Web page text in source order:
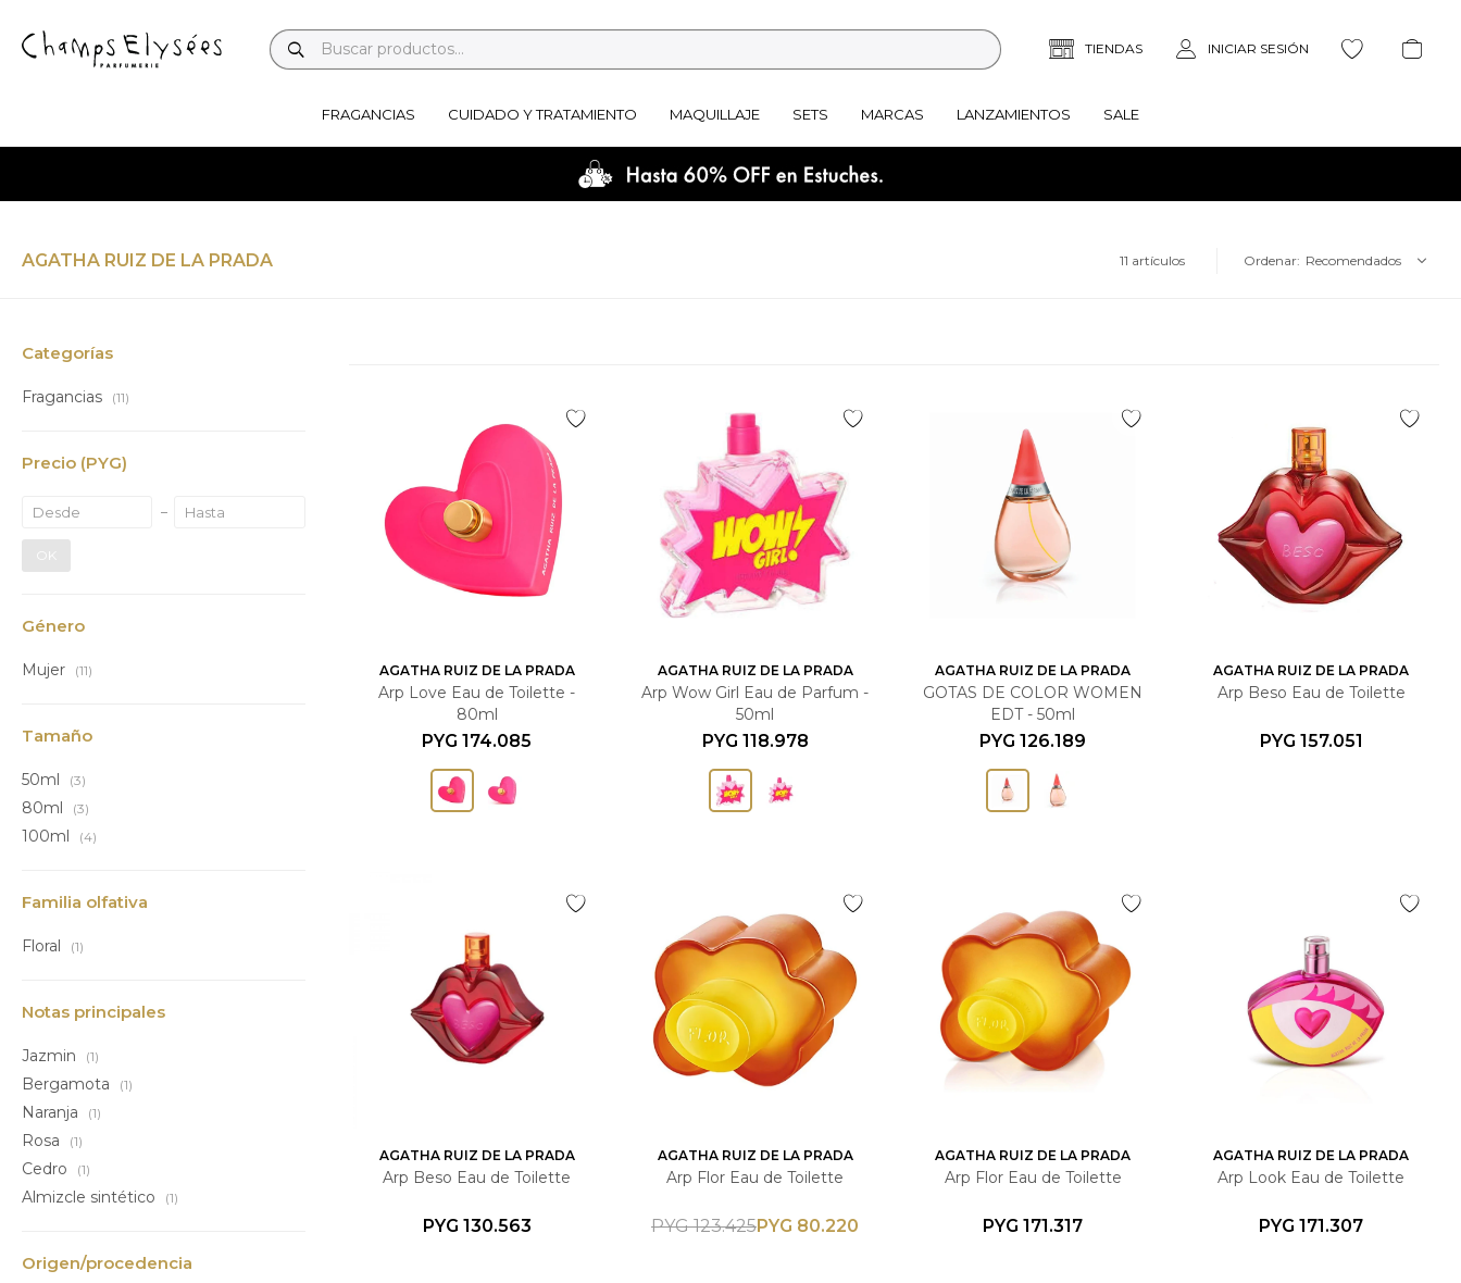
FRAGANCIAS CUIDADO Y TRATAMIENTO MAQUILLAJE SETS MARCAS LANZAMIENTOS SALE
AGATHA RUIZ DE LA PRADA 11 artículos Recomendados
AGATHA RUIZ DE LA PRADA
Arp Love Eau de Toilette -
80ml
PYG 174.085
AGATHA RUIZ DE LA PRADA
Arp Wow Girl Eau de Parfum -
50ml
PYG 118.978
AGATHA RUIZ DE LA PRADA
GOTAS DE COLOR WOMEN
EDT - 50ml
PYG 126.189
AGATHA RUIZ DE LA PRADA
Arp Beso Eau de Toilette
PYG 157.051
AGATHA RUIZ DE LA PRADA
Arp Beso Eau de Toilette
PYG 130.563
AGATHA RUIZ DE LA PRADA
Arp Flor Eau de Toilette
PYG 80.220
PYG 123.425
AGATHA RUIZ DE LA PRADA
Arp Flor Eau de Toilette
PYG 171.317
AGATHA RUIZ DE LA PRADA
Arp Look Eau de Toilette
PYG 171.307
Categorías
Fragancias (11)
Precio (PYG)
OK
Género
Mujer (11)
Tamaño
50ml (3)
80ml (3)
100ml (4)
Familia olfativa
Floral (1)
Notas principales
Jazmin (1)
Bergamota (1)
Naranja (1)
Rosa (1)
Cedro (1)
Almizcle sintético (1)
Origen/procedencia